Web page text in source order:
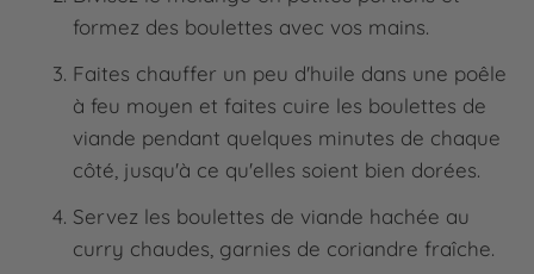
formez des boulettes avec vos mains.
Faites chauffer un peu d'huile dans une poêle
à feu moyen et faites cuire les boulettes de
viande pendant quelques minutes de chaque
côté, jusqu'à ce qu'elles soient bien dorées.
Servez les boulettes de viande hachée au
curry chaudes, garnies de coriandre fraîche.